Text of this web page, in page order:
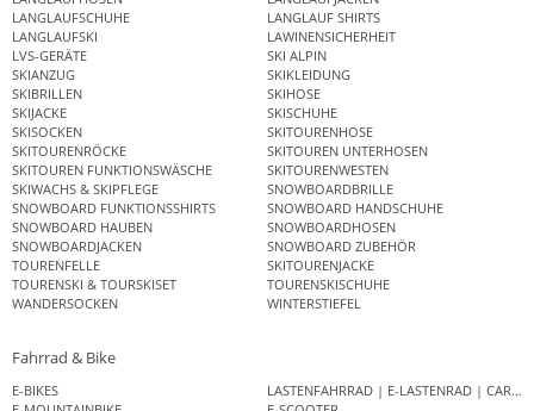
LANGLAUFSCHUHE
LANGLAUF SHIRTS
LANGLAUFSKI
LAWINENSICHERHEIT
LVS-GERÄTE
SKI ALPIN
SKIANZUG
SKIKLEIDUNG
SKIBRILLEN
SKIHOSE
SKIJACKE
SKISCHUHE
SKISOCKEN
SKITOURENHOSE
SKITOURENRÖCKE
SKITOUREN UNTERHOSEN
SKITOUREN FUNKTIONSWÄSCHE
SKITOURENWESTEN
SKIWACHS & SKIPFLEGE
SNOWBOARDBRILLE
SNOWBOARD FUNKTIONSSHIRTS
SNOWBOARD HANDSCHUHE
SNOWBOARD HAUBEN
SNOWBOARDHOSEN
SNOWBOARDJACKEN
SNOWBOARD ZUBEHÖR
TOURENFELLE
SKITOURENJACKE
TOURENSKI & TOURSKISET
TOURENSKISCHUHE
WANDERSOCKEN
WINTERSTIEFEL
Fahrrad & Bike
E-BIKES
LASTENFAHRRAD | E-LASTENRAD |